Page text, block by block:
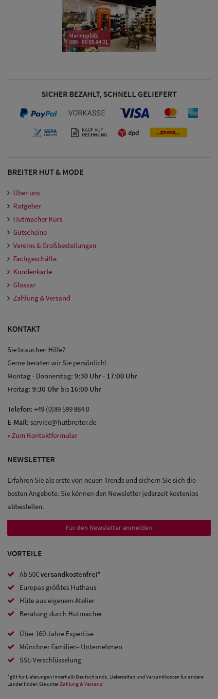
Marienplatz
089 - 89 05 84 01
SICHER BEZAHLT, SCHNELL GELIEFERT
BREITER HUT & MODE
Über uns
Ratgeber
Hutmacher Kurs
Gutscheine
Vereins & Großbestellungen
Fachgeschäfte
Kundenkarte
Glossar
Zahlung & Versand
KONTAKT
Sie brauchen Hilfe?
Gerne beraten wir Sie persönlich!
Montag - Donnerstag: 9:30 Uhr- 17:00 Uhr
Freitag: 9:30 Uhr bis 16:00 Uhr
Telefon: +49 (0)89 599 884 0
E-Mail: service@hutbreiter.de
» Zum Kontaktformular
NEWSLETTER
Erfahren Sie als erste von neuen Trends und sichern Sie sich die
besten Angebote. Sie können den Newsletter jederzeit kostenlos
abbestellen.
Für den Newsletter anmelden
VORTEILE
Ab 50€versandkostenfrei*
Europas größtes Huthaus
Hüte aus eigenem Atelier
Beratung durch Hutmacher
Über 160 Jahre Expertise
Münchner Familien- Unternehmen
SSL-Verschlüsselung
*gilt für Lieferungen innerhalb Deutschlands, Lieferzeiten und Versandkosten für andere
Länder finden Sie unterZahlung & Versand